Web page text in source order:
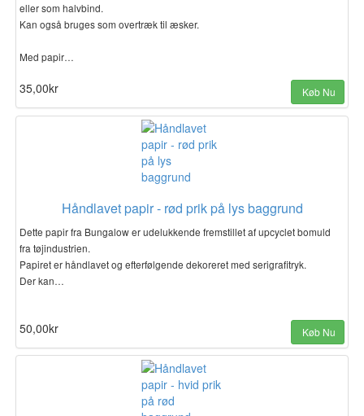
eller som halvbind.
Kan også bruges som overtræk til æsker.
Med papir…
35,00kr Køb Nu
Håndlavet papir - rød prik på lys baggrund
Dette papir fra Bungalow er udelukkende fremstillet af upcyclet bomuld
fra tøjindustrien.
Papiret er håndlavet og efterfølgende dekoreret med serigrafitryk.
Der kan…
50,00kr Køb Nu